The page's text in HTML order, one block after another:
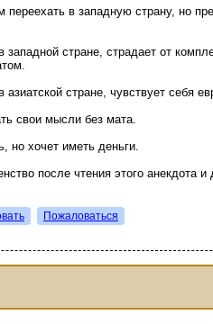
переехать в западную страну, но
западной стране, страдает от
азиатской стране, чувствует себя
свои мысли без мата.
но хочет иметь деньги.
после чтения этого анекдота
Пожаловаться